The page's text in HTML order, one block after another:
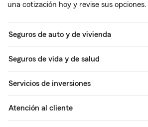
una cotización hoy y revise sus opciones.
Seguros de auto y de vivienda
Seguros de vida y de salud
Servicios de inversiones
Atención al cliente